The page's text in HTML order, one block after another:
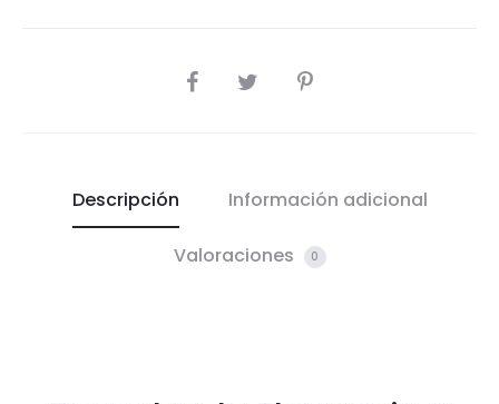
COMPARTIR
Descripción Información adicional
Valoraciones 0